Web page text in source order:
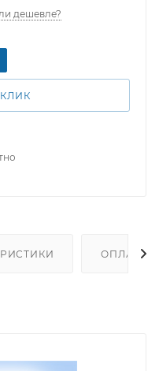
дешевле?
ОПЛАТА